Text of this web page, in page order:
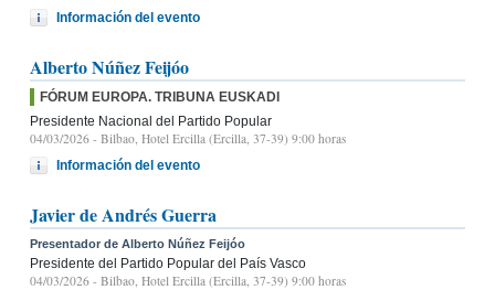
Información del evento
Alberto Núñez Feijóo
FÓRUM EUROPA. TRIBUNA EUSKADI
Presidente Nacional del Partido Popular
04/03/2026 - Bilbao, Hotel Ercilla (Ercilla, 37-39) 9:00 horas
Información del evento
Javier de Andrés Guerra
Presentador de Alberto Núñez Feijóo
Presidente del Partido Popular del País Vasco
04/03/2026 - Bilbao, Hotel Ercilla (Ercilla, 37-39) 9:00 horas